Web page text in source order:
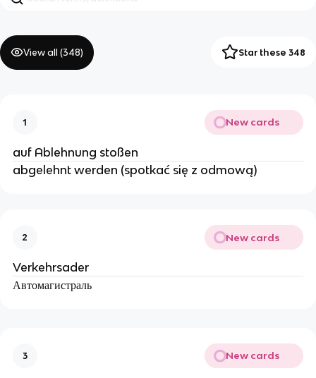
View all (348) Star these 348
1 New cards
auf Ablehnung stoßen
abgelehnt werden (spotkać się z odmową)
2 New cards
Verkehrsader
Автомагистраль
3 New cards